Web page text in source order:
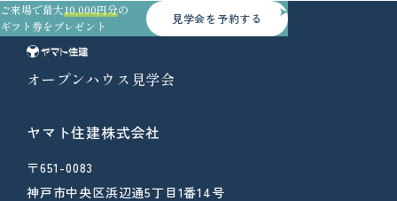
ご来場で最大10,000円分の
ギフト券をプレゼント
見学会を予約する
オープンハウス見学会
ヤマト住建株式会社
〒651-0083
神戸市中央区浜辺通5丁目1番14号